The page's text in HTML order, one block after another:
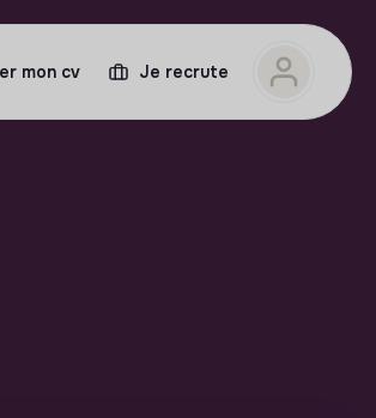
mon cv Je recrute